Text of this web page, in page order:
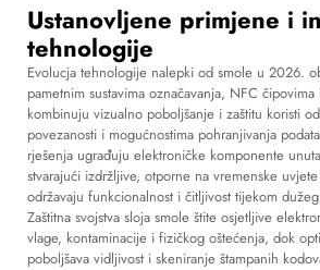
Ustanovljene primjene i
tehnologije
Evolucja tehnologije nalepki od smole u 2026.
pametnim sustavima označavanja, NFC
kombinuju vizualno poboljšanje i zaštitu koristi
povezanosti i mogućnostima pohranjivanja
rješenja ugrađuju elektroničke komponente
stvarajući izdržljive, otporne na vremenske
održavaju funkcionalnost i čitljivost tijekom
Zaštitna svojstva sloja smole štite osjetljive
vlage, kontaminacije i fizičkog oštećenja, dok
poboljšava vidljivost i skeniranje štampanih